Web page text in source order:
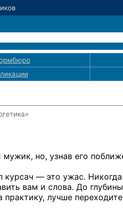
мужик, но, узнав его
курсач — это ужас. Никогда
вам и слова. До глубины
практику, лучше переходите